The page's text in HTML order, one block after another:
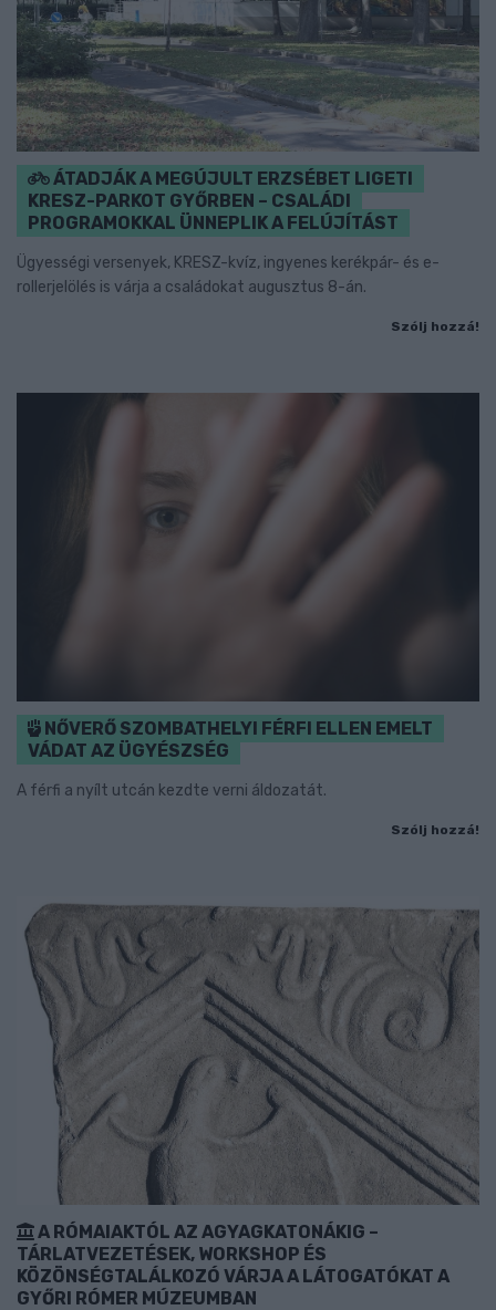
ÁTADJÁK A MEGÚJULT ERZSÉBET LIGETI
KRESZ-PARKOT GYŐRBEN – CSALÁDI
PROGRAMOKKAL ÜNNEPLIK A FELÚJÍTÁST
Ügyességi versenyek, KRESZ-kvíz, ingyenes kerékpár- és e-
rollerjelölés is várja a családokat augusztus 8-án.
Szólj hozzá!
NŐVERŐ SZOMBATHELYI FÉRFI ELLEN EMELT
VÁDAT AZ ÜGYÉSZSÉG
A férfi a nyílt utcán kezdte verni áldozatát.
Szólj hozzá!
A RÓMAIAKTÓL AZ AGYAGKATONÁKIG –
TÁRLATVEZETÉSEK, WORKSHOP ÉS
KÖZÖNSÉGTALÁLKOZÓ VÁRJA A LÁTOGATÓKAT A
GYŐRI RÓMER MÚZEUMBAN